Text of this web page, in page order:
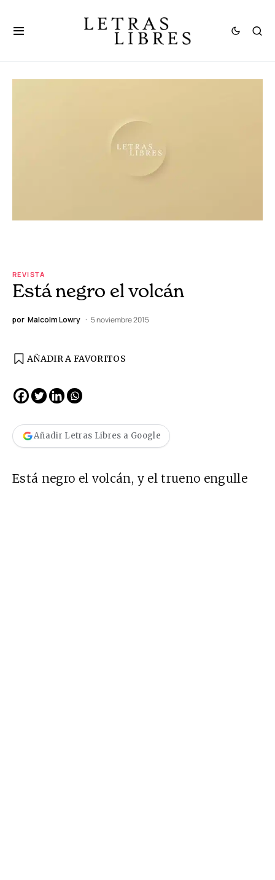
REVISTA
Está negro el volcán
por Malcolm Lowry 5 noviembre 2015
AÑADIR A FAVORITOS
Añadir Letras Libres a Google
Está negro el volcán, y el trueno engulle